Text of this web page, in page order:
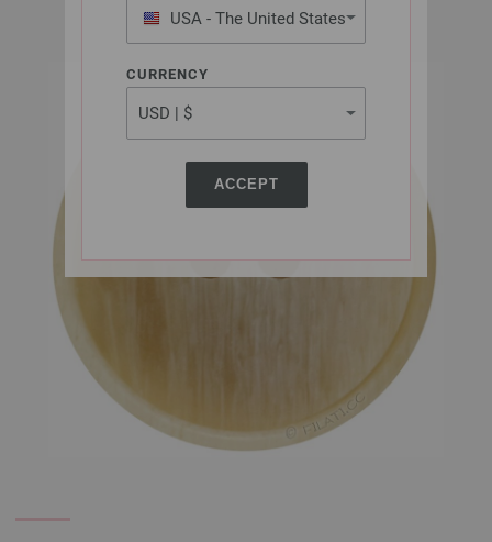
USA - The United States
of America
CURRENCY
ACCEPT